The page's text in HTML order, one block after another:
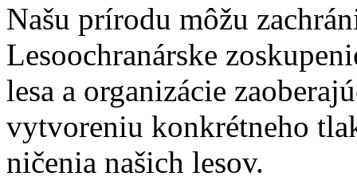
Našu prírodu môžu
Lesoochranárske
lesa a organizácie
vytvoreniu konkrétneho
ničenia našich lesov.